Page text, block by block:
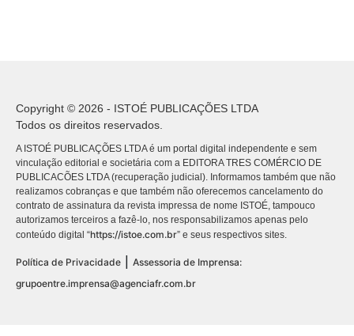
Copyright © 2026 - ISTOÉ PUBLICAÇÕES LTDA
Todos os direitos reservados.
A ISTOÉ PUBLICAÇÕES LTDA é um portal digital independente e sem
vinculação editorial e societária com a EDITORA TRES COMÉRCIO DE
PUBLICACÕES LTDA (recuperação judicial). Informamos também que não
realizamos cobranças e que também não oferecemos cancelamento do
contrato de assinatura da revista impressa de nome ISTOÉ, tampouco
autorizamos terceiros a fazê-lo, nos responsabilizamos apenas pelo
conteúdo digital “https://istoe.com.br” e seus respectivos sites.
Política de Privacidade
Assessoria de Imprensa:
grupoentre.imprensa@agenciafr.com.br